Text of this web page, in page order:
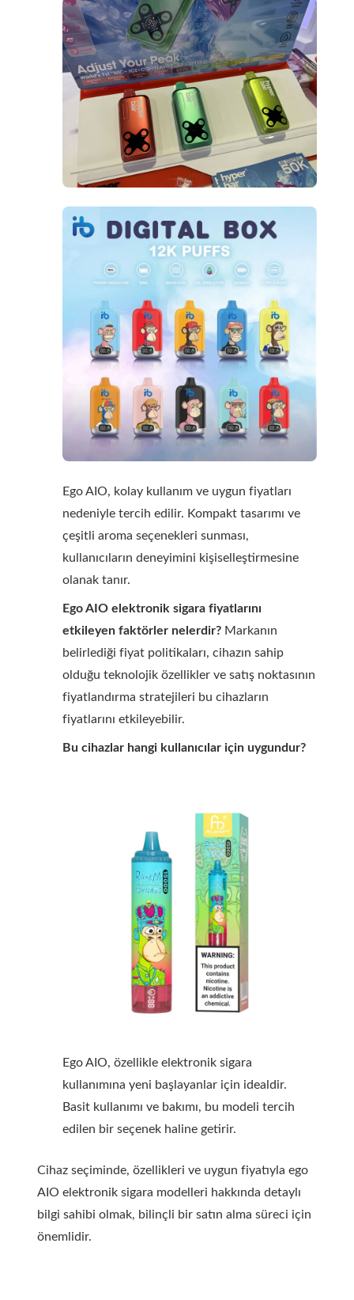
Ego AIO, kolay kullanım ve uygun fiyatları
nedeniyle tercih edilir. Kompakt tasarımı ve
çeşitli aroma seçenekleri sunması,
kullanıcıların deneyimini kişiselleştirmesine
olanak tanır.
Ego AIO elektronik sigara fiyatlarını
etkileyen faktörler nelerdir? Markanın
belirlediği fiyat politikaları, cihazın sahip
olduğu teknolojik özellikler ve satış noktasının
fiyatlandırma stratejileri bu cihazların
fiyatlarını etkileyebilir.
Bu cihazlar hangi kullanıcılar için uygundur?
Ego AIO, özellikle elektronik sigara
kullanımına yeni başlayanlar için idealdir.
Basit kullanımı ve bakımı, bu modeli tercih
edilen bir seçenek haline getirir.
Cihaz seçiminde, özellikleri ve uygun fiyatıyla ego
AIO elektronik sigara modelleri hakkında detaylı
bilgi sahibi olmak, bilinçli bir satın alma süreci için
önemlidir.